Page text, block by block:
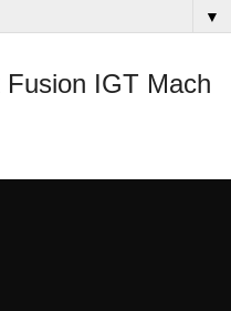
▼
IGT Mach